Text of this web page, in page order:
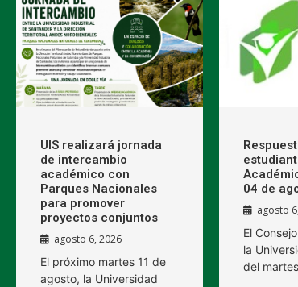
UIS realizará jornada
de intercambio
académico con
Parques Nacionales
para promover
proyectos conjuntos
agosto 6, 2026
El próximo martes 11 de
agosto, la Universidad
04 de
agosto
El
la
del